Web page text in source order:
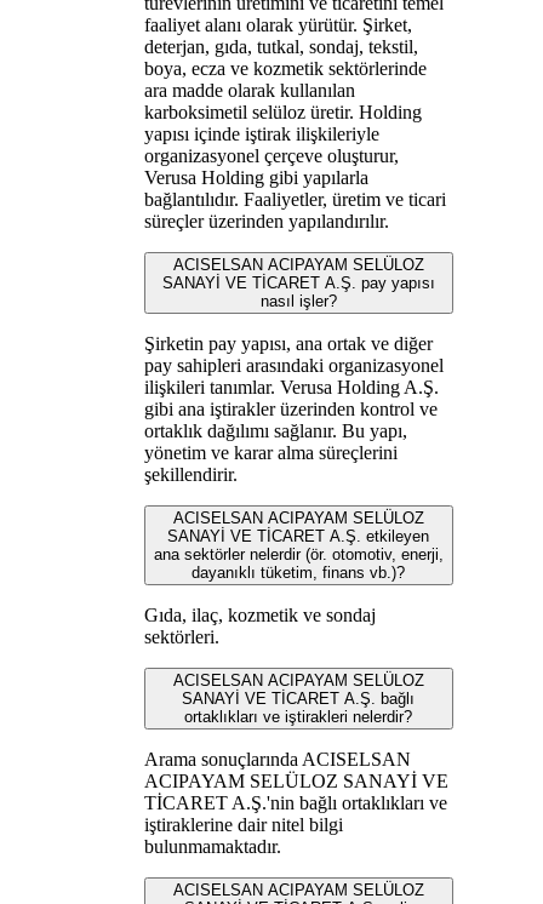
faaliyet alanı olarak yürütür. Şirket,
deterjan, gıda, tutkal, sondaj, tekstil,
boya, ecza ve kozmetik sektörlerinde
ara madde olarak kullanılan
karboksimetil selüloz üretir. Holding
yapısı içinde iştirak ilişkileriyle
organizasyonel çerçeve oluşturur,
Verusa Holding gibi yapılarla
bağlantılıdır. Faaliyetler, üretim ve ticari
süreçler üzerinden yapılandırılır.
ACISELSAN ACIPAYAM SELÜLOZ
SANAYİ VE TİCARET A.Ş. pay yapısı
nasıl işler?
Şirketin pay yapısı, ana ortak ve diğer
pay sahipleri arasındaki organizasyonel
ilişkileri tanımlar. Verusa Holding A.Ş.
gibi ana iştirakler üzerinden kontrol ve
ortaklık dağılımı sağlanır. Bu yapı,
yönetim ve karar alma süreçlerini
şekillendirir.
ACISELSAN ACIPAYAM SELÜLOZ
SANAYİ VE TİCARET A.Ş. etkileyen
ana sektörler nelerdir (ör. otomotiv, enerji,
dayanıklı tüketim, finans vb.)?
Gıda, ilaç, kozmetik ve sondaj
sektörleri.
ACISELSAN ACIPAYAM SELÜLOZ
SANAYİ VE TİCARET A.Ş. bağlı
ortaklıkları ve iştirakleri nelerdir?
Arama sonuçlarında ACISELSAN
ACIPAYAM SELÜLOZ SANAYİ VE
TİCARET A.Ş.'nin bağlı ortaklıkları ve
iştiraklerine dair nitel bilgi
bulunmamaktadır.
ACISELSAN ACIPAYAM SELÜLOZ